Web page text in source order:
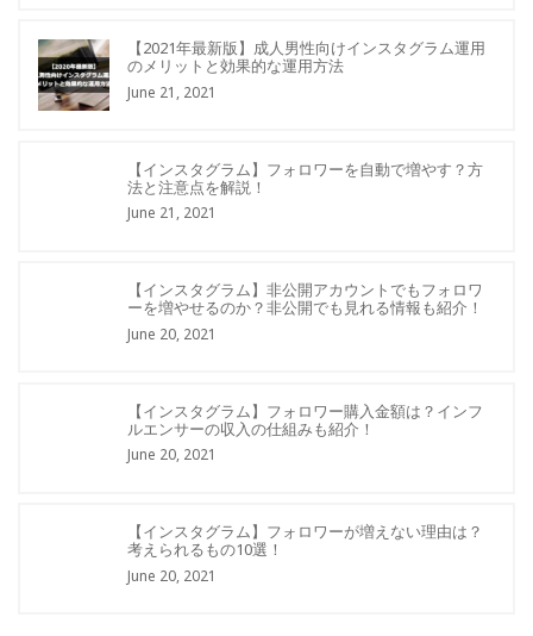
【2021年最新版】成人男性向けインスタグラム運用
のメリットと効果的な運用方法
June 21, 2021
【インスタグラム】フォロワーを自動で増やす？方
法と注意点を解説！
June 21, 2021
【インスタグラム】非公開アカウントでもフォロワ
ーを増やせるのか？非公開でも見れる情報も紹介！
June 20, 2021
【インスタグラム】フォロワー購入金額は？インフ
ルエンサーの収入の仕組みも紹介！
June 20, 2021
【インスタグラム】フォロワーが増えない理由は？
考えられるもの10選！
June 20, 2021